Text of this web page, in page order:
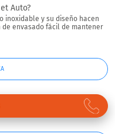
Auto?
inoxidable y su diseño hacen
envasado fácil de mantener